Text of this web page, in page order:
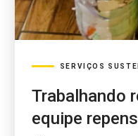
SERVIÇOS
Trabalhando
equipe